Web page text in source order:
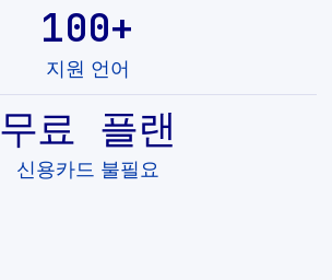
100+
지원 언어
무료 플랜
신용카드 불필요